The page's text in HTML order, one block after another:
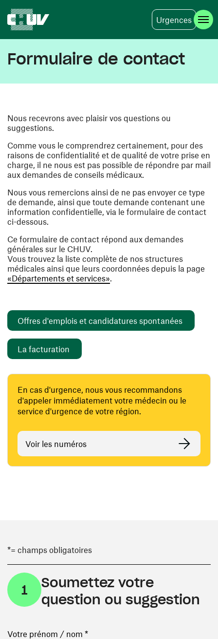
Urgences
Formulaire de contact
Nous recevrons avec plaisir vos questions ou
suggestions.
Comme vous le comprendrez certainement, pour des
raisons de confidentialité et de qualité de votre prise en
charge, il ne nous est pas possible de répondre par mail
aux demandes de conseils médicaux.
Nous vous remercions ainsi de ne pas envoyer ce type
de demande, ainsi que toute demande contenant une
information confidentielle, via le formulaire de contact
ci-dessous.
Ce formulaire de contact répond aux demandes
générales sur le CHUV.
Vous trouvez la liste complète de nos structures
médicales ainsi que leurs coordonnées depuis la page
«Départements et services».
Offres d'emplois et candidatures spontanées
La facturation
En cas d'urgence, nous vous recommandons
d'appeler immédiatement votre médecin ou le
service d'urgence de votre région.
Voir les numéros
*= champs obligatoires
1
Soumettez votre
question ou suggestion
Votre prénom / nom *